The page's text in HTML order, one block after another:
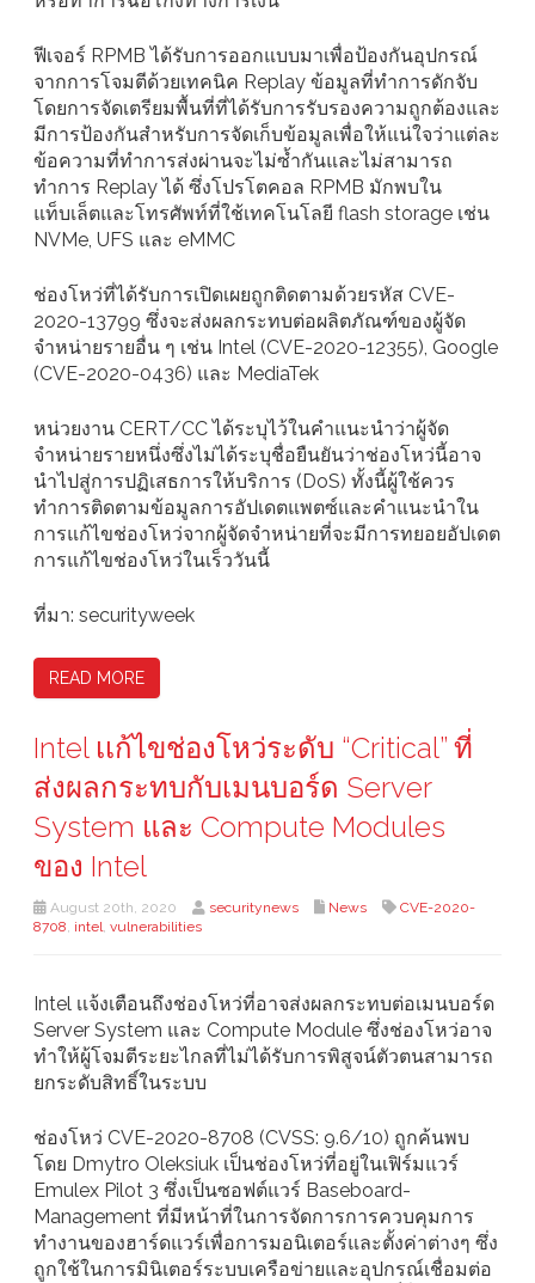
ฟีเจอร์ RPMB ได้รับการออกแบบมาเพื่อป้องกันอุปกรณ์
จากการโจมตีด้วยเทคนิค Replay ข้อมูลที่ทำการดักจับ
โดยการจัดเตรียมพื้นที่ที่ได้รับการรับรองความถูกต้องและ
มีการป้องกันสำหรับการจัดเก็บข้อมูลเพื่อให้แน่ใจว่าแต่ละ
ข้อความที่ทำการส่งผ่านจะไม่ซ้ำกันและไม่สามารถ
ทำการ Replay ได้ ซึ่งโปรโตคอล RPMB มักพบใน
แท็บเล็ตและโทรศัพท์ที่ใช้เทคโนโลยี flash storage เช่น
NVMe, UFS และ eMMC
ช่องโหว่ที่ได้รับการเปิดเผยถูกติดตามด้วยรหัส CVE-
2020-13799 ซึ่งจะส่งผลกระทบต่อผลิตภัณฑ์ของผู้จัด
จำหน่ายรายอื่น ๆ เช่น Intel (CVE-2020-12355), Google
(CVE-2020-0436) และ MediaTek
หน่วยงาน CERT/CC ได้ระบุไว้ในคำแนะนำว่าผู้จัด
จำหน่ายรายหนึ่งซึ่งไม่ได้ระบุชื่อยืนยันว่าช่องโหว่นี้อาจ
นำไปสู่การปฏิเสธการให้บริการ (DoS) ทั้งนี้ผู้ใช้ควร
ทำการติดตามข้อมูลการอัปเดตแพตซ์และคำแนะนำใน
การแก้ไขช่องโหว่จากผู้จัดจำหน่ายที่จะมีการทยอยอัปเดต
การแก้ไขช่องโหว่ในเร็ววันนี้
ที่มา: securityweek
READ MORE
Intel เเก้ไขช่องโหว่ระดับ “Critical” ที่
ส่งผลกระทบกับเมนบอร์ด Server
System และ Compute Modules
ของ Intel
August 20th, 2020 securitynews News
CVE-2020-
8708, intel, vulnerabilities
Intel เเจ้งเตือนถึงช่องโหว่ที่อาจส่งผลกระทบต่อเมนบอร์ด
Server System และ Compute Module ซึ่งช่องโหว่อาจ
ทำให้ผู้โจมตีระยะไกลที่ไม่ได้รับการพิสูจน์ตัวตนสามารถ
ยกระดับสิทธิ์ในระบบ
ช่องโหว่ CVE-2020-8708 (CVSS: 9.6/10) ถูกค้นพบ
โดย Dmytro Oleksiuk เป็นช่องโหว่ที่อยู่ในเฟิร์มแวร์
Emulex Pilot 3 ซึ่งเป็นซอฟต์แวร์ Baseboard-
Management ที่มีหน้าที่ในการจัดการการควบคุมการ
ทำงานของฮาร์ดแวร์เพื่อการมอนิเตอร์และตั้งค่าต่างๆ ซึ่ง
ถูกใช้ในการมินิเตอร์ระบบเครือข่ายและอุปกรณ์เชื่อมต่อ